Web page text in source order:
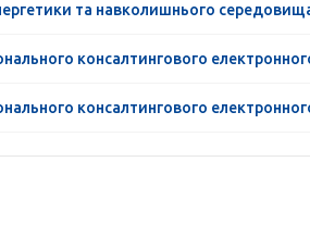
та навколишнього
консалтингового
консалтингового